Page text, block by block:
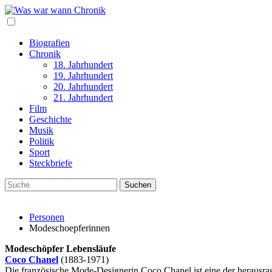
Biografien
Chronik
18. Jahrhundert
19. Jahrhundert
20. Jahrhundert
21. Jahrhundert
Film
Geschichte
Musik
Politik
Sport
Steckbriefe
Personen
Modeschoepferinnen
Modeschöpfer Lebensläufe
Coco Chanel (1883-1971)